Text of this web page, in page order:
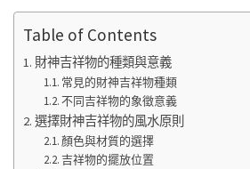
Table of Contents
財神吉祥物的種類與意義
常見的財神吉祥物種類
不同吉祥物的象徵意義
選擇財神吉祥物的風水原則
顏色與材質的選擇
吉祥物的擺放位置